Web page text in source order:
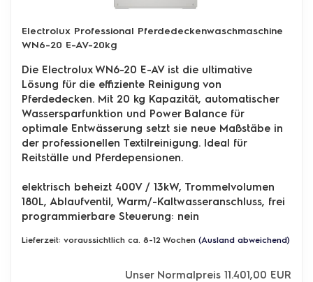
Electrolux Professional Pferdedeckenwaschmaschine
WN6-20 E-AV-20kg
Die Electrolux WN6-20 E-AV ist die ultimative
Lösung für die effiziente Reinigung von
Pferdedecken. Mit 20 kg Kapazität, automatischer
Wassersparfunktion und Power Balance für
optimale Entwässerung setzt sie neue Maßstäbe in
der professionellen Textilreinigung. Ideal für
Reitställe und Pferdepensionen.
elektrisch beheizt 400V / 13kW, Trommelvolumen
180L, Ablaufventil, Warm/-Kaltwasseranschluss, frei
programmierbare Steuerung: nein
Lieferzeit: voraussichtlich ca. 8-12 Wochen (Ausland abweichend)
Unser Normalpreis 11.401,00 EUR